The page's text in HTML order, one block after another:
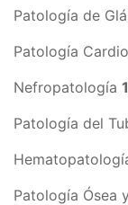
Patología de
Patología
Nefropatología
Patología del
Patología Ósea